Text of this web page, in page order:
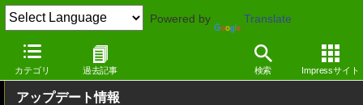
Powered by Translate
カテゴリ 過去記事 検索 Impressサイト
窓の杜 その他の話題 アップデート
アップデート情報